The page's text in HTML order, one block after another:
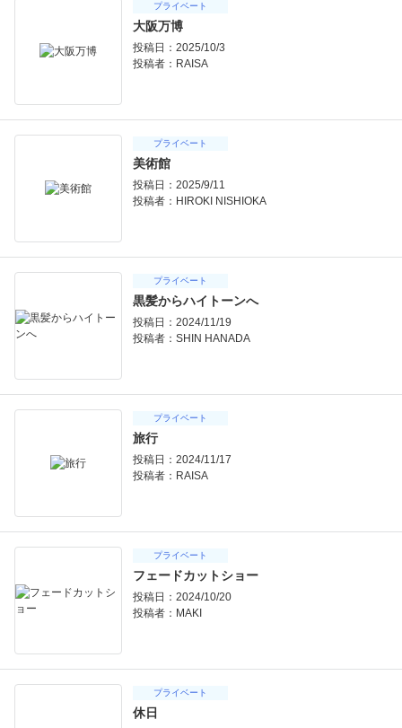
プライベート
大阪万博
投稿日：2025/10/3
投稿者： RAISA
プライベート
美術館
投稿日：2025/9/11
投稿者： HIROKI NISHIOKA
プライベート
黒髪からハイトーンへ
投稿日：2024/11/19
投稿者： SHIN HANADA
プライベート
旅行
投稿日：2024/11/17
投稿者： RAISA
プライベート
フェードカットショー
投稿日：2024/10/20
投稿者： MAKI
プライベート
休日